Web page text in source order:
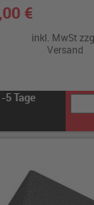
€
inkl. MwSt
Versand
5 Tage